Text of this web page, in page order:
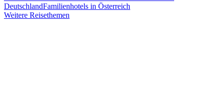
DeutschlandFamilienhotels in Österreich
Weitere Reisethemen